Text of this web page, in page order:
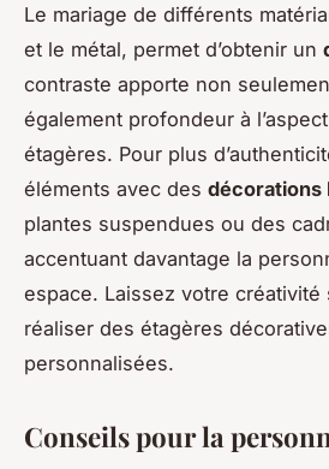
Le mariage de différents
et le métal, permet d’obtenir un
contraste apporte non
également profondeur à
étagères. Pour plus
éléments avec des décorations
plantes suspendues ou des
accentuant davantage la
espace. Laissez votre créativité
réaliser des étagères
personnalisées.
Conseils pour la